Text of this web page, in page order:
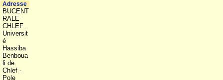
Adresse
BUCENT
RALE -
CHLEF
Universit
é
Hassiba
Benboua
li de
Chlef -
Pole